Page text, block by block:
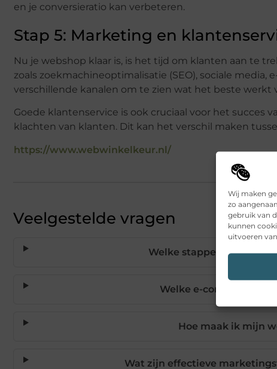
Wij maken
zo
gebruik van
kunnen
uitvoeren
en je conversieratio kan verbeteren.
Stap 5: Marketing en
Nu je webshop klaar is, is het tijd om klanten aan te
zoals zoekmachineoptimalisatie (SEO), sociale
verschillende kanalen om te zien wat het beste werkt
Goede klantenservice is ook cruciaal voor het succes
klachten van klanten. Dit kan het verschil maken
https://www.webwinkelkeur.nl/
Veelgestelde vragen
Welke stappen moet ik
Welke e-commerce
Hoe maak ik mijn
Wat zijn effectieve